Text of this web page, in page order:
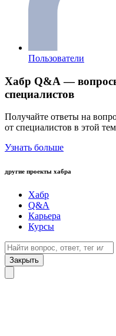
Пользователи
Хабр Q&A —
специалистов
Получайте ответы на
от специалистов в этой
Узнать больше
другие проекты хабра
Хабр
Q&A
Карьера
Курсы
Закрыть